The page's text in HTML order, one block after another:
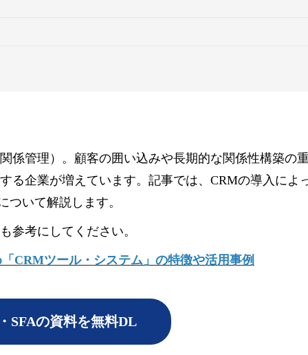
係管理）。顧客の囲い込みや長期的な関係性構築の
る企業が増えています。記事では、CRMの導入によ
ついて解説します。
参考にしてください。
CRMツール・システム」の特徴や活用事例
SFAの資料を無料DL